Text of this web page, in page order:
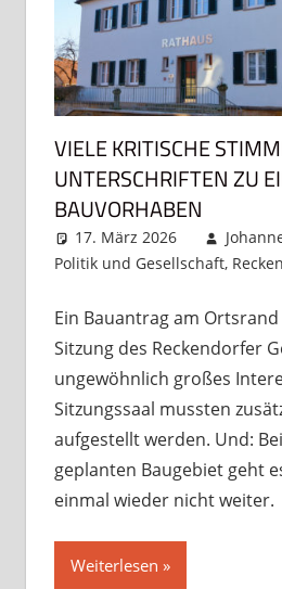
VIELE KRITISCHE
UNTERSCHRIFTEN ZU
BAUVORHABEN
17. März 2026
Politik und Gesellschaft,
Ein Bauantrag am
Sitzung des Reckendorfer
ungewöhnlich großes
Sitzungssaal mussten
aufgestellt werden. Und:
geplanten Baugebiet geht
einmal wieder nicht weiter.
Weiterlesen